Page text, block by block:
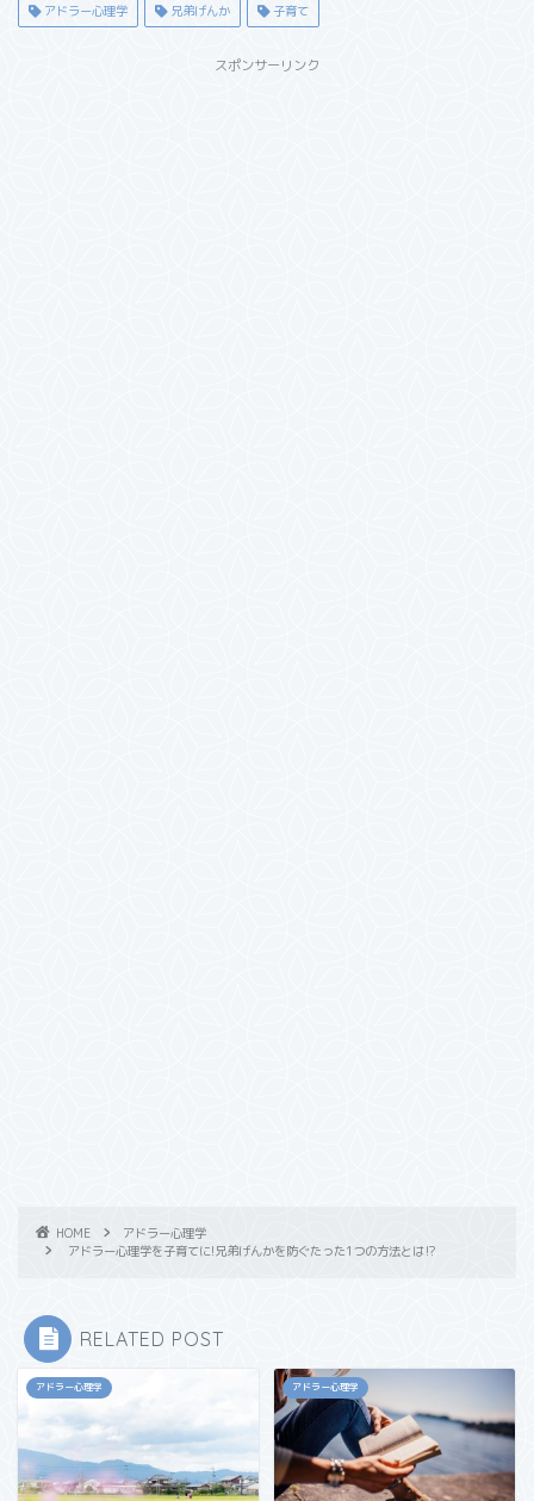
アドラー心理学 兄弟げんか 子育て
スポンサーリンク
HOME
アドラー心理学
アドラー心理学を子育てに!兄弟げんかを防ぐたった1つの方法とは⁉︎
RELATED POST
アドラー心理学 アドラー心理学